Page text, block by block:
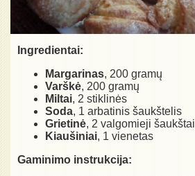
Ingredientai:
Margarinas, 200 gramų
Varškė, 200 gramų
Miltai, 2 stiklinės
Soda, 1 arbatinis šaukštelis
Grietinė, 2 valgomieji šaukštai
Kiaušiniai, 1 vienetas
Gaminimo instrukcija: